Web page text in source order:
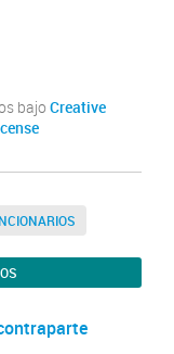
bajo Creative